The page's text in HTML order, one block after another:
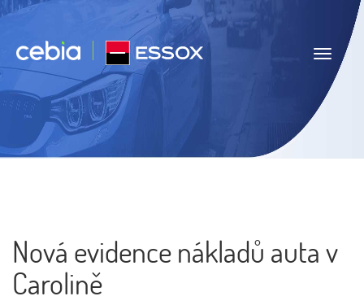
Navigace
Nová evidence nákladů auta v
Carolině